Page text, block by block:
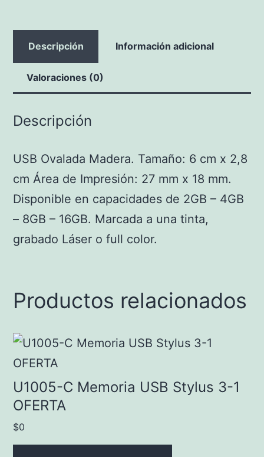
Descripción Información adicional
Valoraciones (0)
Descripción
USB Ovalada Madera. Tamaño: 6 cm x 2,8
cm Área de Impresión: 27 mm x 18 mm.
Disponible en capacidades de 2GB – 4GB
– 8GB – 16GB. Marcada a una tinta,
grabado Láser o full color.
Productos relacionados
U1005-C Memoria USB Stylus 3-1
OFERTA
$0
Este
producto
tiene
múltiples
variantes.
Las